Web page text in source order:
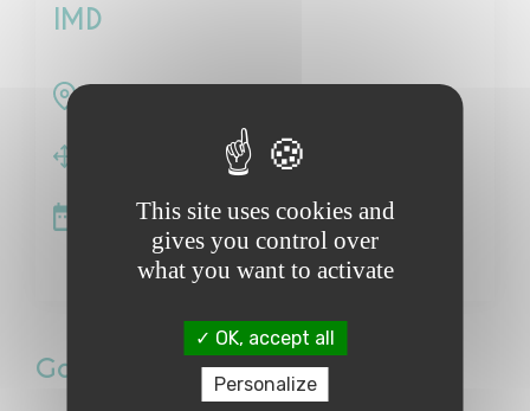
IMD
2007
Galerie photos
This site uses cookies and
gives you control over
what you want to activate
OK, accept all
Personalize